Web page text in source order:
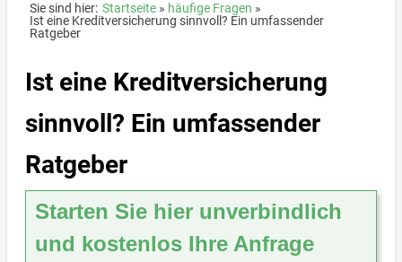
Sie sind hier: Startseite
häufige Fragen
Ist eine Kreditversicherung sinnvoll? Ein umfassender
Ratgeber
Ist eine Kreditversicherung
sinnvoll? Ein umfassender
Ratgeber
Starten Sie hier unverbindlich
und kostenlos Ihre Anfrage